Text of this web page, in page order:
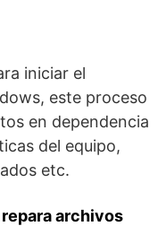
iniciar el
este proceso
en dependencia
del equipo,
etc.
archivos